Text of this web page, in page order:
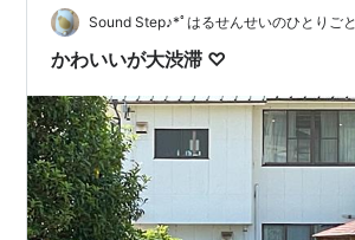
Sound Step♪*ﾟはるせんせいのひとりごと
かわいいが大渋滞 ♡